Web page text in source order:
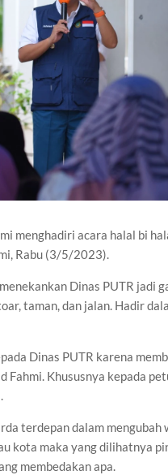
menghadiri acara halal bi
Rabu (3/5/2023).
Dinas PUTR jadi
taman, dan jalan. Hadir
Dinas PUTR karena
Fahmi. Khususnya kepada
terdepan dalam mengubah
kota maka yang dilihatnya
membedakan apa.